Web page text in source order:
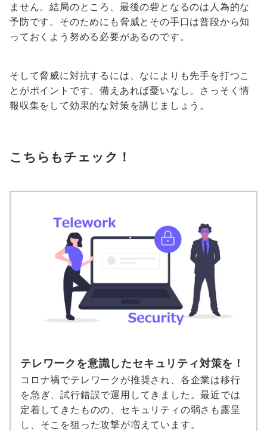
ません。結局のところ、最後の砦となるのは人為的な
予防です。そのためにも脅威とその手口は普段から知
っておくよう努める必要があるのです。
そして脅威に対抗するには、なによりも先手を打つこ
とがポイントです。備えあれば憂いなし。さっそく情
報収集をして効果的な対策を講じましょう。
こちらもチェック！
テレワークを意識したセキュリティ対策を！
コロナ禍でテレワークが推奨され、各企業は移行
を急ぎ、試行錯誤で運用してきました。最近では
定着してきたものの、セキュリティの弱さも露呈
し、そこを狙った攻撃が増えています。